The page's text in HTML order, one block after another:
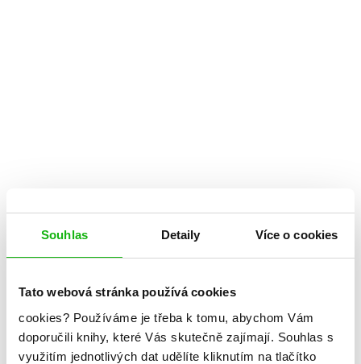
Souhlas Detaily Více o cookies
Tato webová stránka používá cookies
cookies? Používáme je třeba k tomu, abychom Vám
doporučili knihy, které Vás skutečně zajímají. Souhlas s
využitím jednotlivých dat udělíte kliknutím na tlačítko
Za pět minut zvoní